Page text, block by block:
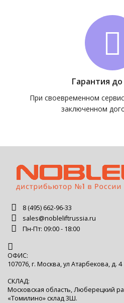
Гарантия
При своевременном
заключенном
8 (495) 662-96-33
sales@nobleliftrussia.ru
Пн-Пт: 09:00 - 18:00
ОФИС:
107076, г. Москва, ул Атарбекова, д. 4
СКЛАД:
Московская область, Люберецкий
«Томилино» склад 3Ш.